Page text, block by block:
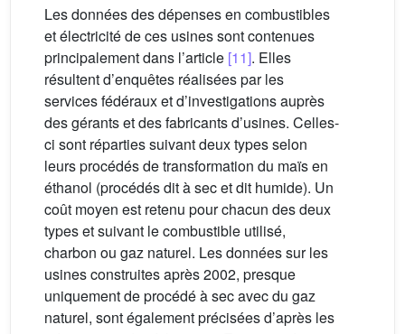
Les données des dépenses en combustibles
et électricité de ces usines sont contenues
principalement dans l’article [11]. Elles
résultent d’enquêtes réalisées par les
services fédéraux et d’investigations auprès
des gérants et des fabricants d’usines. Celles-
ci sont réparties suivant deux types selon
leurs procédés de transformation du maïs en
éthanol (procédés dit à sec et dit humide). Un
coût moyen est retenu pour chacun des deux
types et suivant le combustible utilisé,
charbon ou gaz naturel. Les données sur les
usines construites après 2002, presque
uniquement de procédé à sec avec du gaz
naturel, sont également précisées d’après les